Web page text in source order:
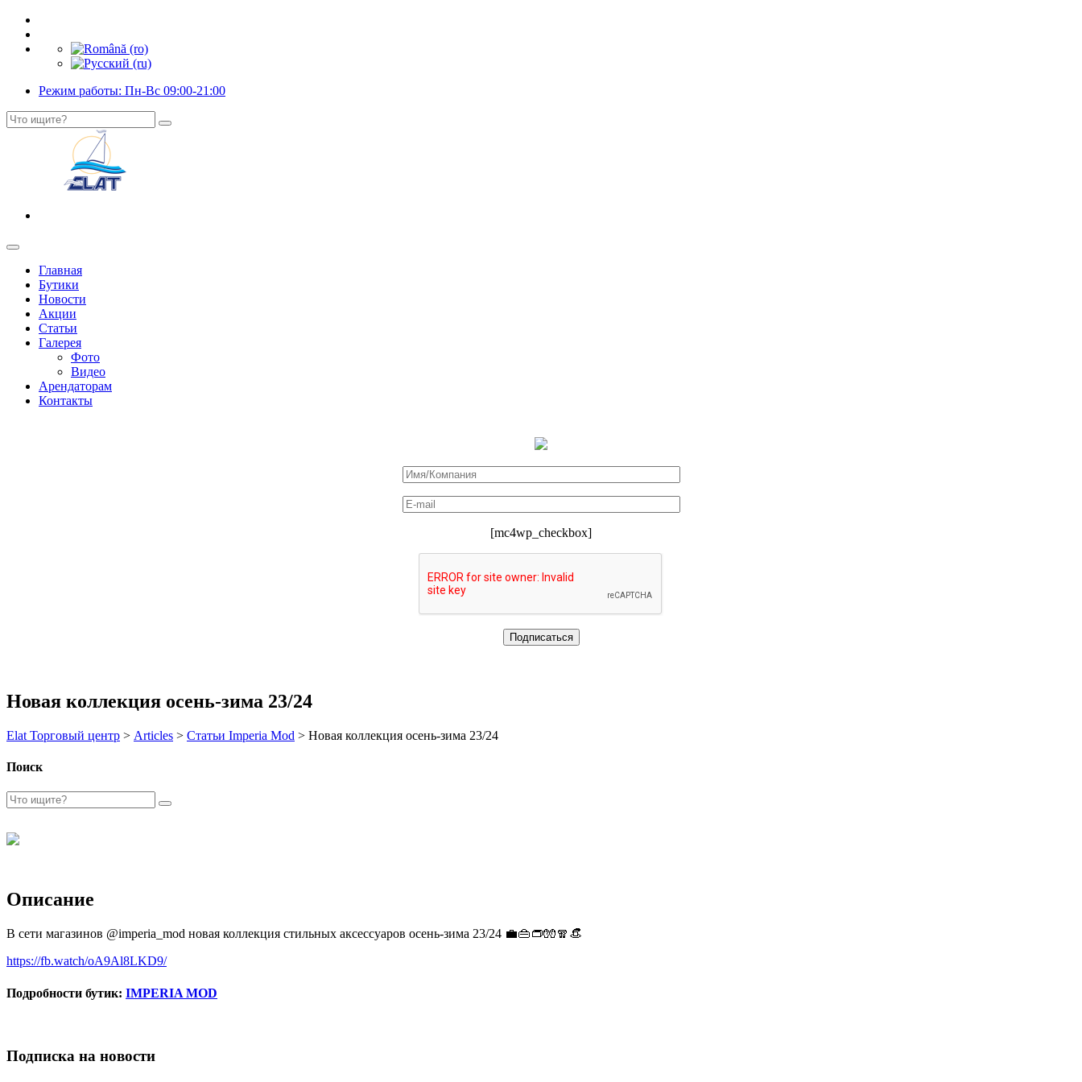
Режим работы: Пн-Вс 09:00-21:00
Главная
Бутики
Новости
Акции
Статьи
Галерея
Фото
Видео
Арендаторам
Контакты
[mc4wp_checkbox]
Новая коллекция осень-зима 23/24
Elat Торговый центр > Articles > Статьи Imperia Mod > Новая коллекция осень-зима 23/24
Поиск
Описание
В сети магазинов @imperia_mod новая коллекция стильных аксессуаров осень-зима 23/24 💼👜👝🧤🧣👒
https://fb.watch/oA9Al8LKD9/
Подробности бутик: IMPERIA MOD
Подписка на новости